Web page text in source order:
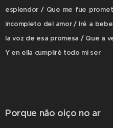
esplendor / Que me fue
incompleto del amor / Iré a
la voz de esa promesa / Que a
Y en ella cumpliré todo mi ser
Porque não oiço no ar